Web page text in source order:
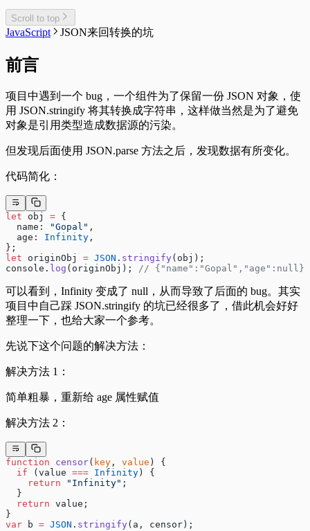
Scroll to top
JavaScript JSON来回转换的坑
前言
项目中遇到一个 bug，一个组件为了保留一份 JSON 对象，使
用 JSON.stringify 将其转换成字符串，这样做当然是为了避免
对象是引用类型造成数据源的污染。
但发现后面使用 JSON.parse 方法之后，发现数据有所变化。
代码简化：
let obj = {
  name:
"Gopal" ,
  age:
Infinity ,
};
let originObj = JSON . stringify(obj);
console. log (originObj); // {"name":"Gopal","age":null}
可以看到，Infinity 变成了 null，从而导致了后面的 bug。其实
项目中自己踩 JSON.stringify 的坑已经很多了，借此机会好好
整理一下，也给大家一个参考。
先说下这个问题的解决方法：
解决方法 1：
简单粗暴，重新给 age 属性赋值
解决方法 2：
function censor( key , value ) {
  if
(value === Infinity ) {
    return
"Infinity" ;
  }
  return
value;
}
var b = JSON . stringify(a, censor);